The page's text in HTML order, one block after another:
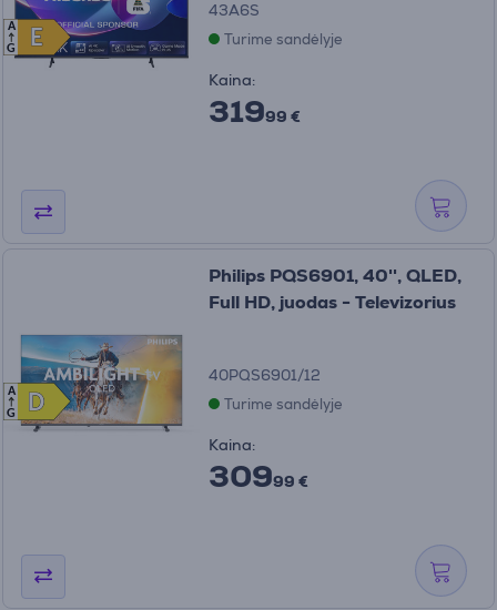
E
E
A
G
43A6S
Turime sandėlyje
Kaina:
31999 €
D
D
A
G
Philips PQS6901, 40'', QLED,
Full HD, juodas - Televizorius
40PQS6901/12
Turime sandėlyje
Kaina:
30999 €